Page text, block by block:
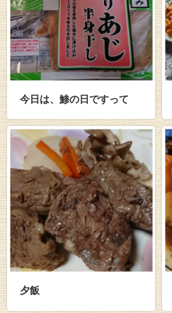
今日は、鯵の日ですって
夕飯